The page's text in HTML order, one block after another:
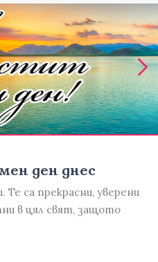
ден днес
Те са прекрасни, уверени
в цял свят, защото